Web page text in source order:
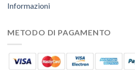
Informazioni
METODO DI PAGAMENTO